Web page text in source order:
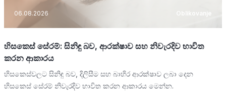
06.08.2026 Oblikovanje
හිසකෙස් සේරම්: සිනිඳු බව, ආරක්ෂාව සහ නිවැරදිව භාවිත
කරන ආකාරය
හිසකෙස්වලට සිනිඳු බව, දිලිසීම සහ බාහිර ආරක්ෂාව ලබා දෙන
හිසකෙස් සේරම් නිවැරදිව භාවිත කරන ආකාරය මෙන්න.